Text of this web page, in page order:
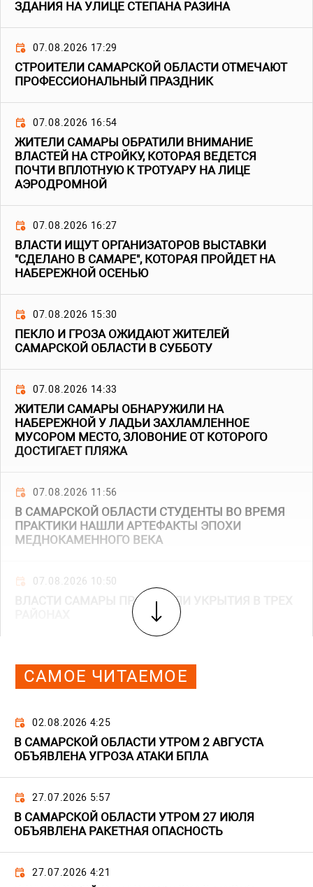
ЗДАНИЯ НА УЛИЦЕ СТЕПАНА РАЗИНА
07.08.2026 17:29
СТРОИТЕЛИ САМАРСКОЙ ОБЛАСТИ ОТМЕЧАЮТ
ПРОФЕССИОНАЛЬНЫЙ ПРАЗДНИК
07.08.2026 16:54
ЖИТЕЛИ САМАРЫ ОБРАТИЛИ ВНИМАНИЕ
ВЛАСТЕЙ НА СТРОЙКУ, КОТОРАЯ ВЕДЕТСЯ
ПОЧТИ ВПЛОТНУЮ К ТРОТУАРУ НА ЛИЦЕ
АЭРОДРОМНОЙ
07.08.2026 16:27
ВЛАСТИ ИЩУТ ОРГАНИЗАТОРОВ ВЫСТАВКИ
"СДЕЛАНО В САМАРЕ", КОТОРАЯ ПРОЙДЕТ НА
НАБЕРЕЖНОЙ ОСЕНЬЮ
07.08.2026 15:30
ПЕКЛО И ГРОЗА ОЖИДАЮТ ЖИТЕЛЕЙ
САМАРСКОЙ ОБЛАСТИ В СУББОТУ
07.08.2026 14:33
ЖИТЕЛИ САМАРЫ ОБНАРУЖИЛИ НА
НАБЕРЕЖНОЙ У ЛАДЬИ ЗАХЛАМЛЕННОЕ
МУСОРОМ МЕСТО, ЗЛОВОНИЕ ОТ КОТОРОГО
ДОСТИГАЕТ ПЛЯЖА
07.08.2026 11:56
В САМАРСКОЙ ОБЛАСТИ СТУДЕНТЫ ВО ВРЕМЯ
ПРАКТИКИ НАШЛИ АРТЕФАКТЫ ЭПОХИ
МЕДНОКАМЕННОГО ВЕКА
07.08.2026 10:50
ВЛАСТИ САМАРЫ ПРОВЕРИЛИ УКРЫТИЯ В ТРЕХ
САМОЕ ЧИТАЕМОЕ
02.08.2026 4:25
В САМАРСКОЙ ОБЛАСТИ УТРОМ 2 АВГУСТА
ОБЪЯВЛЕНА УГРОЗА АТАКИ БПЛА
27.07.2026 5:57
В САМАРСКОЙ ОБЛАСТИ УТРОМ 27 ИЮЛЯ
ОБЪЯВЛЕНА РАКЕТНАЯ ОПАСНОСТЬ
27.07.2026 4:21